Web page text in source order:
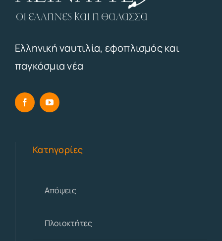
Ελληνική ναυτιλία, εφοπλισμός και
παγκόσμια νέα
Κατηγορίες
Απόψεις
Πλοιοκτήτες